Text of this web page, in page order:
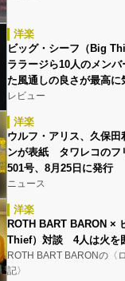
洋楽
ビッグ・シーフ（Big
ララージら10人のメン
た風通しの良さが最高に
レビュー
洋楽
ウルフ・アリス、久保
ンが表紙 タワレコのフ
501号、8月25日に発行
ニュース
洋楽
ROTH BART BARON ×
Thief）対談 4人は火を
ROTH BART BARONの〈
記〉